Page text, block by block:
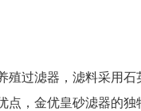
殖过滤器，滤料采用
点，金优皇砂滤器的